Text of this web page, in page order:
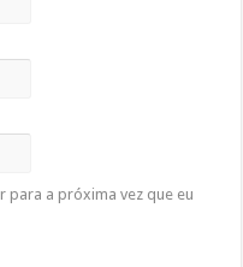
para a próxima vez que eu